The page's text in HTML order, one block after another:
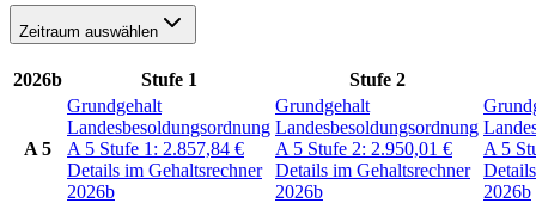
Zeitraum auswählen
2026b Stufe 1 Stufe 2
A 5
Grundgehalt
Landesbesoldungsordnung
A 5 Stufe 1: 2.857,84 €
Details im Gehaltsrechner
2026b
Grundgehalt
Landesbesoldungsordnung
A 5 Stufe 2: 2.950,01 €
Details im Gehaltsrechner
2026b
A 5
2026b